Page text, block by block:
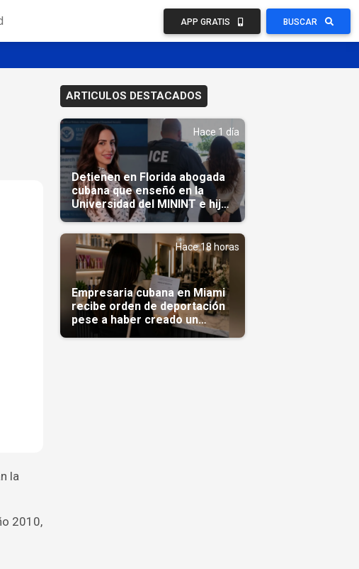
APP GRATIS BUSCAR
la
2010,
ARTICULOS DESTACADOS
Hace 1 día
Detienen en Florida abogada
cubana que enseñó en la
Universidad del MININT e hija
de diplomático cubano
Hace 18 horas
Empresaria cubana en Miami
recibe orden de deportación
pese a haber creado un